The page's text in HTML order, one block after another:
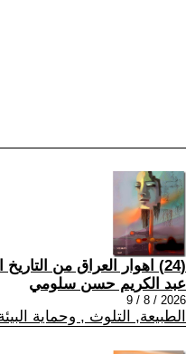
(24) اهوار العراق من التاريخ الزاهر إلى معركة البقاء
عبد الكريم حسن سلومي
2026 / 8 / 9
الطبيعة, التلوث , وحماية